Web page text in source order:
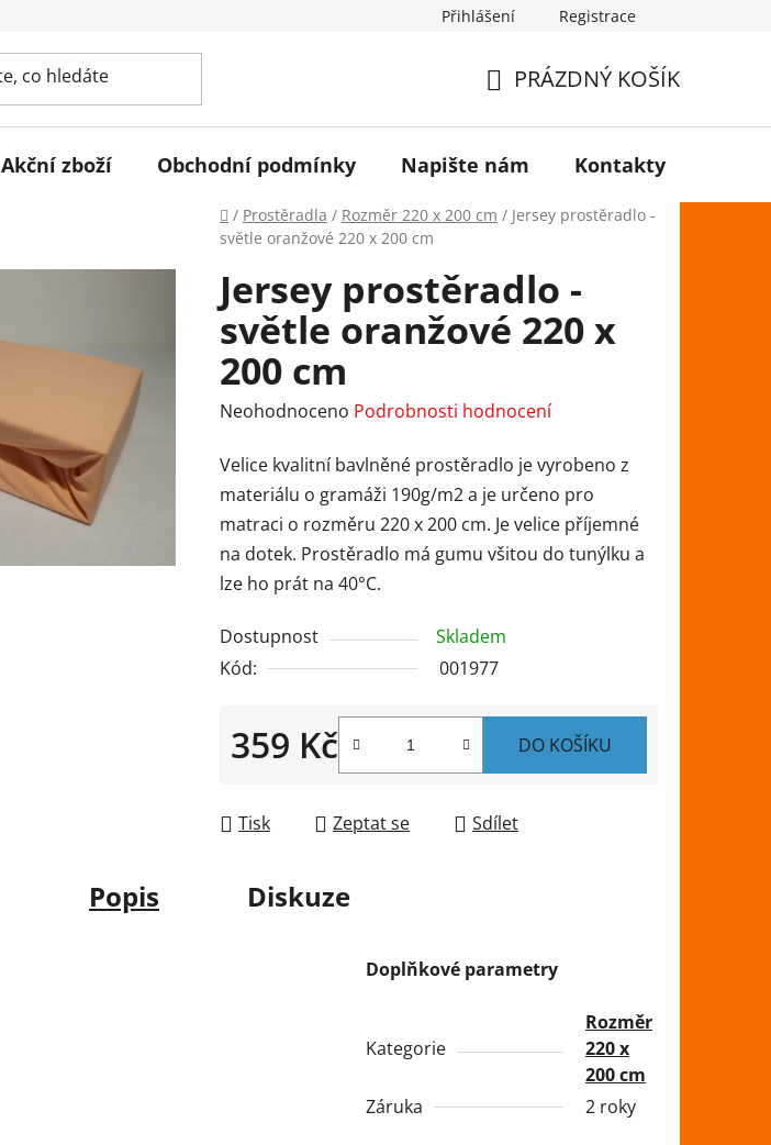
Přihlášení Registrace
KOŠÍK
PRÁZDNÝ KOŠÍK
Akční zboží Obchodní podmínky Napište nám Kontakty
Domů
/ Prostěradla / Rozměr 220 x 200 cm / Jersey prostěradlo -
světle oranžové 220 x 200 cm
Jersey prostěradlo -
světle oranžové 220 x
200 cm
Průměrné
produktu
je
0,0
z
5
Neohodnoceno Podrobnosti hodnocení
Velice kvalitní bavlněné prostěradlo je vyrobeno z
materiálu o gramáži 190g/m2 a je určeno pro
matraci o rozměru 220 x 200 cm. Je velice příjemné
na dotek. Prostěradlo má gumu všitou do tunýlku a
lze ho prát na 40°C.
Dostupnost
Skladem
Kód:
001977
359 Kč DO KOŠÍKU
Tisk Zeptat se Sdílet
Popis Diskuze
Doplňkové parametry
Kategorie
Rozměr
220 x
200 cm
Záruka
2 roky